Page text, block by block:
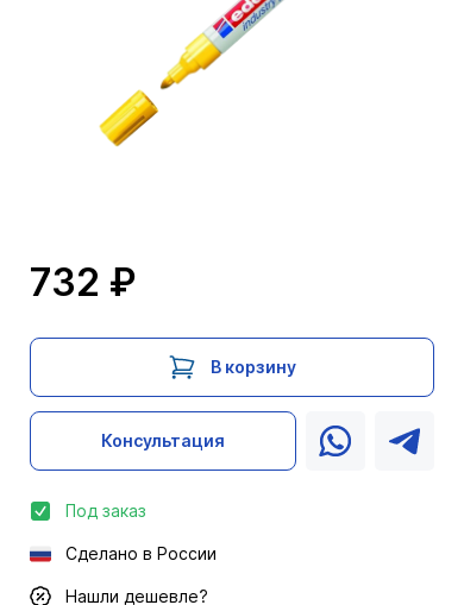
732 ₽
В корзину
Консультация
Под заказ
Сделано в России
Нашли дешевле?